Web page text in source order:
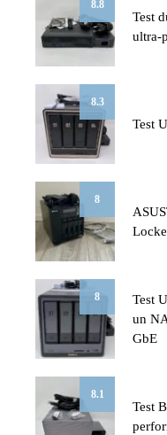
8.8
Test
ultra-
8.3
Test
8
8
Test
un
GbE
8.1
Test